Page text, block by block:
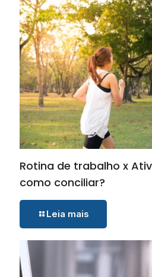
Rotina de trabalho x
como conciliar?
Leia mais